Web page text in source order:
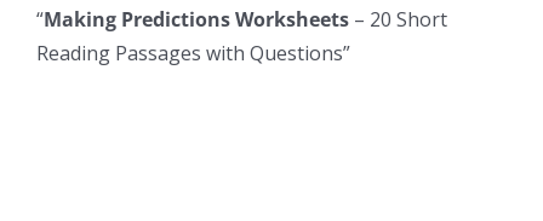
“Making Predictions Worksheets – 20 Short
Reading Passages with Questions”